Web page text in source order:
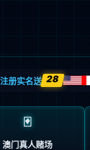
或被删除点击这